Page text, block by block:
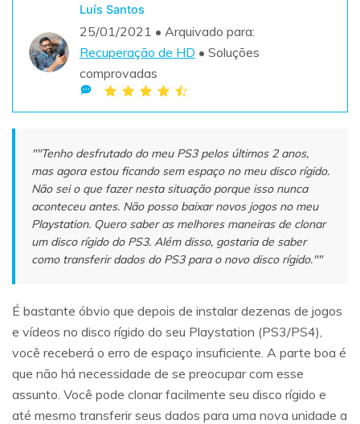
Recoverit Grátis
Outros Produtos
Repairit - Reparar Dados
ENCONTRAR MAIS SOLUÇÕES
search
Luís Santos
25/01/2021 • Arquivado para:
Recuperação de HD • Soluções
comprovadas
""Tenho desfrutado do meu PS3 pelos últimos 2 anos,
mas agora estou ficando sem espaço no meu disco rígido.
Não sei o que fazer nesta situação porque isso nunca
aconteceu antes. Não posso baixar novos jogos no meu
Playstation. Quero saber as melhores maneiras de clonar
um disco rígido do PS3. Além disso, gostaria de saber
como transferir dados do PS3 para o novo disco rígido.""
É bastante óbvio que depois de instalar dezenas de jogos
e vídeos no disco rígido do seu Playstation (PS3/PS4),
você receberá o erro de espaço insuficiente. A parte boa é
que não há necessidade de se preocupar com esse
assunto. Você pode clonar facilmente seu disco rígido e
até mesmo transferir seus dados para uma nova unidade a